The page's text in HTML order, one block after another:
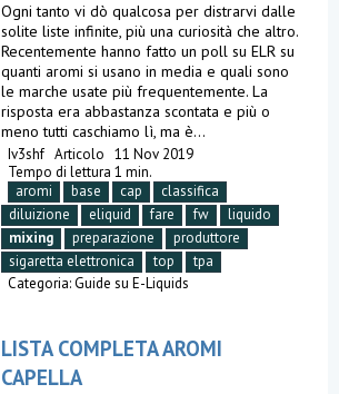
Ogni tanto vi dò qualcosa per distrarvi dalle
solite liste infinite, più una curiosità che altro.
Recentemente hanno fatto un poll su ELR su
quanti aromi si usano in media e quali sono
le marche usate più frequentemente. La
risposta era abbastanza scontata e più o
meno tutti caschiamo lì, ma è...
Iv3shf Articolo 11 Nov 2019
Tempo di lettura 1 min.
aromi
base cap
classifica
diluizione
eliquid fare fw
liquido
mixing
preparazione
produttore
sigaretta elettronica
top
tpa
Categoria:Guide su E-Liquids
LISTA COMPLETA AROMI
CAPELLA